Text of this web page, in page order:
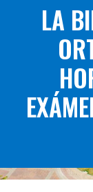
LA